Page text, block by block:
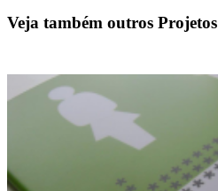
Veja também outros Projetos